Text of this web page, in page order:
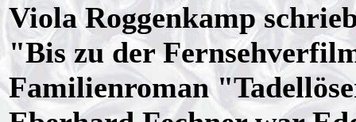
Viola Roggenkamp
"Bis zu der
Familienroman